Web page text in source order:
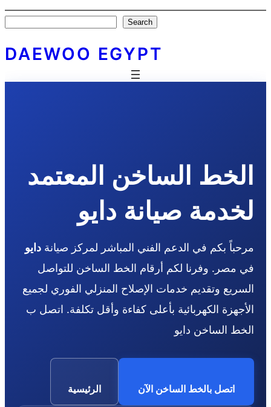
Skip
to
Search
DAEWOO EGYPT
الخط الساخن المعتمد
لخدمة صيانة دايو
مرحباً بكم في الدعم الفني المباشر لمركز صيانة دايو
في مصر. وفرنا لكم أرقام الخط الساخن للتواصل
السريع وتقديم خدمات الإصلاح المنزلي الفوري لجميع
الأجهزة الكهربائية بأعلى كفاءة وأقل تكلفة. اتصل ب
الخط الساخن دايو
اتصل بالخط الساخن الآن الرئيسية